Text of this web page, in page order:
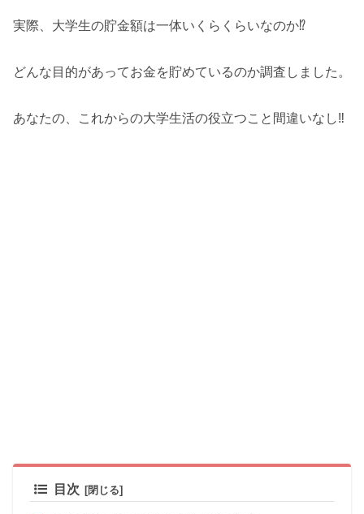
実際、大学生の貯金額は一体いくらくらいなのか⁉
どんな目的があってお金を貯めているのか調査しました。
あなたの、これからの大学生活の役立つこと間違いなし‼
目次